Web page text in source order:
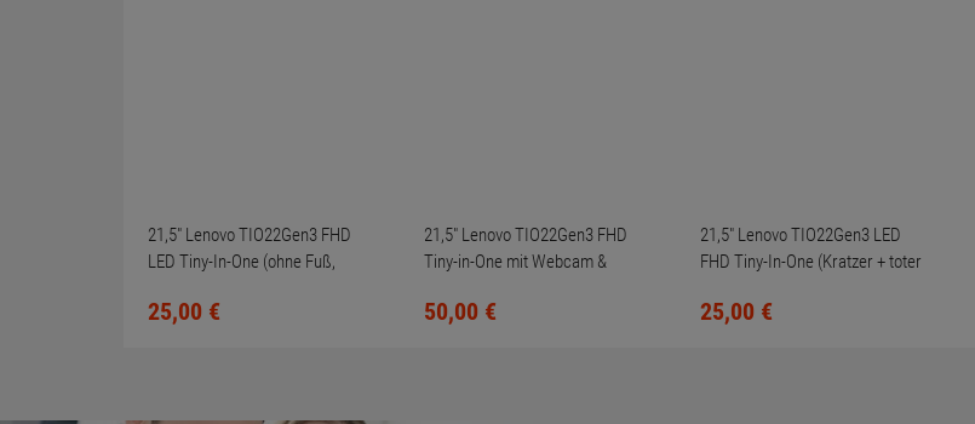
21,5" Lenovo TIO22Gen3 FHD
LED Tiny-In-One (ohne Fuß,
25,00 €
21,5" Lenovo TIO22Gen3 FHD
Tiny-in-One mit Webcam &
50,00 €
21,5" Lenovo TIO22Gen3 LED
FHD Tiny-In-One (Kratzer + toter
25,00 €